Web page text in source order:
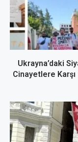
Ukrayna’daki
Cinayetlere